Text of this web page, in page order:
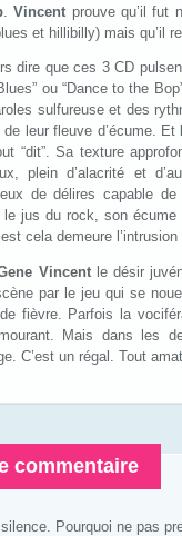
.Vincent prouve qu’il fut
et hillibilly) mais qu’il
dire que ces 3 CD
ou “Dance to the
sulfureuse et des
de leur fleuve d’écume.
“dit”. Sa texture
plein d’alacrité et
de délires capable
le jus du rock, son
cela demeure
Vincentle désir
par le jeu qui se
fièvre. Parfois la
Mais dans les
C’est un régal. Tout
commentaire
Pourquoi ne pas